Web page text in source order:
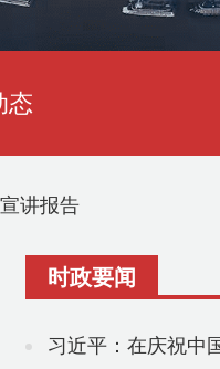
态
讲报告
时政要闻
习近平：在庆祝中